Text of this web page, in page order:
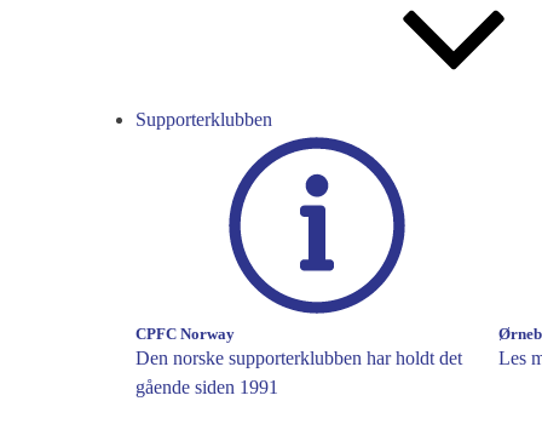
Supporterklubben
CPFC Norway
Den norske supporterklubben har holdt det
gående siden 1991
Les